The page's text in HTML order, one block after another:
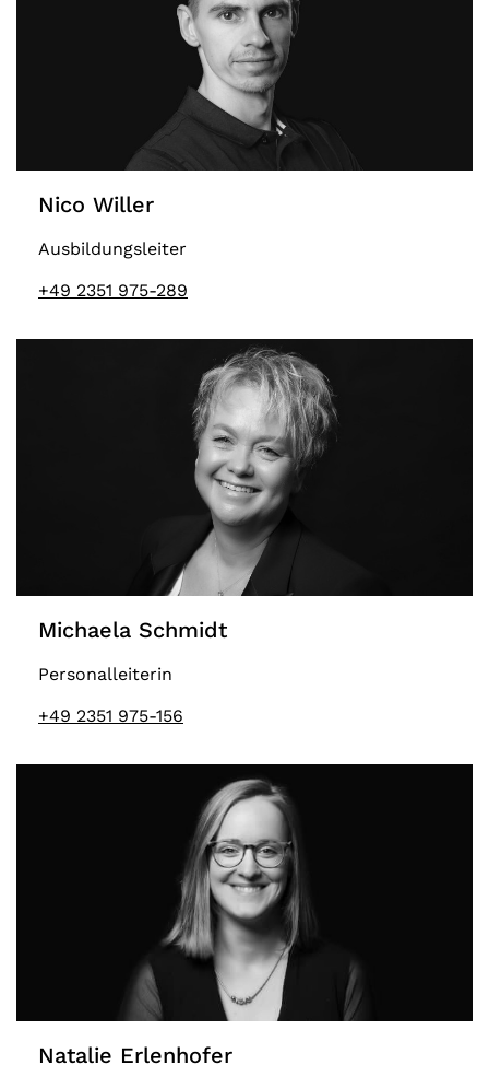
Nico Willer
Ausbildungsleiter
+49 2351 975-289
Michaela Schmidt
Personalleiterin
+49 2351 975-156
Natalie Erlenhofer